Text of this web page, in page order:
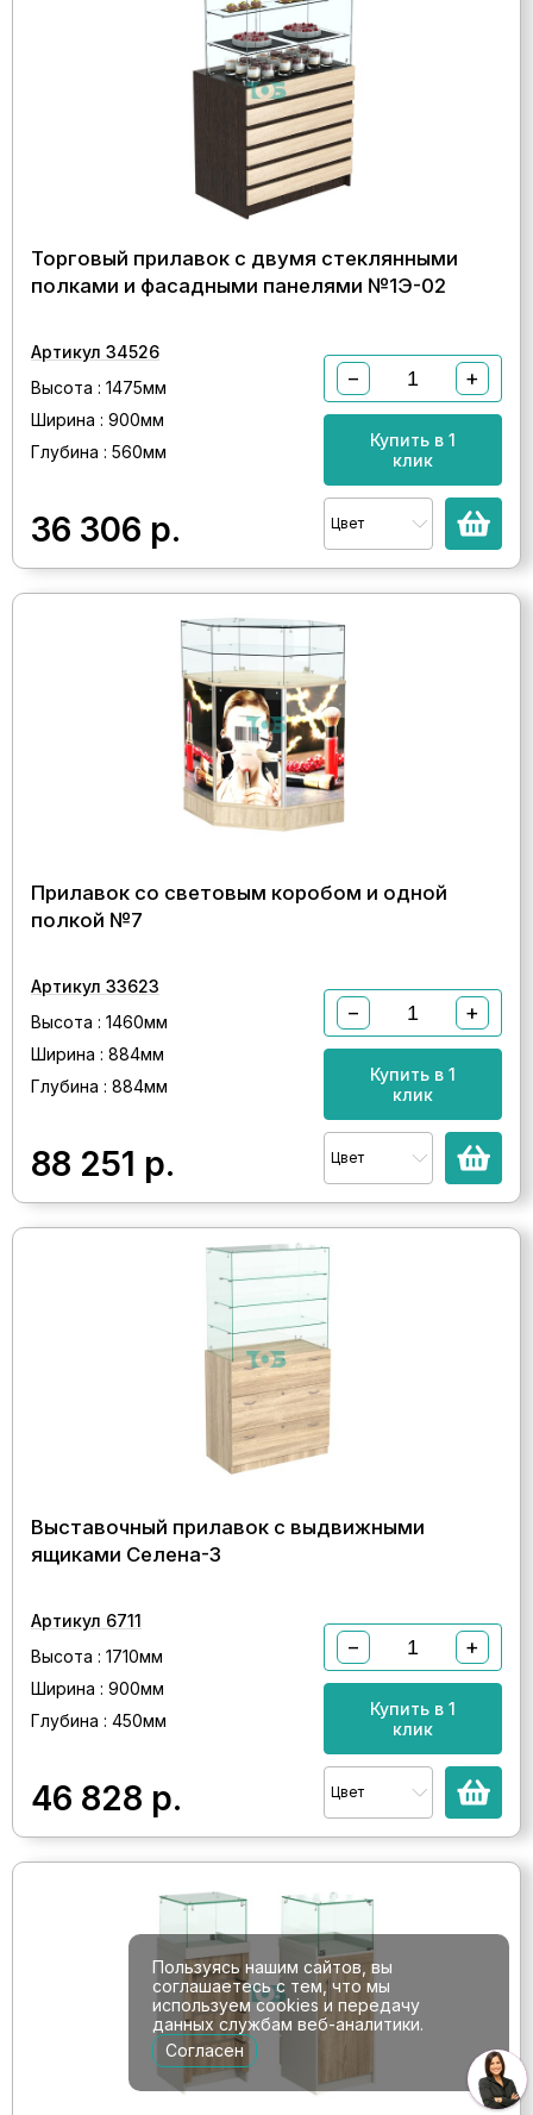
Торговый прилавок с двумя стеклянными
полками и фасадными панелями №1Э-02
Артикул 34526
Высота : 1475мм
Ширина : 900мм
Глубина : 560мм
36 306 р.
− +
Купить в 1
клик
Цвет
Прилавок со световым коробом и одной
полкой №7
Артикул 33623
Высота : 1460мм
Ширина : 884мм
Глубина : 884мм
88 251 р.
− +
Купить в 1
клик
Цвет
Выставочный прилавок с выдвижными
ящиками Селена-3
Артикул 6711
Высота : 1710мм
Ширина : 900мм
Глубина : 450мм
46 828 р.
− +
Купить в 1
клик
Цвет
Пользуясь нашим сайтов, вы
соглашаетесь с тем, что мы
используем cookies и передачу
данных службам веб-аналитики.
Согласен